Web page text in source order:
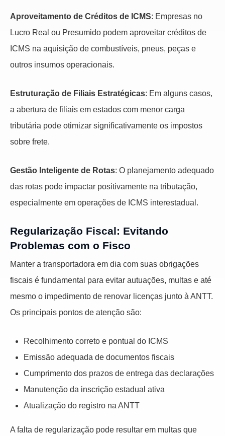
Aproveitamento de Créditos de ICMS: Empresas no
Lucro Real ou Presumido podem aproveitar créditos de
ICMS na aquisição de combustíveis, pneus, peças e
outros insumos operacionais.
Estruturação de Filiais Estratégicas: Em alguns casos,
a abertura de filiais em estados com menor carga
tributária pode otimizar significativamente os impostos
sobre frete.
Gestão Inteligente de Rotas: O planejamento adequado
das rotas pode impactar positivamente na tributação,
especialmente em operações de ICMS interestadual.
Regularização Fiscal: Evitando
Problemas com o Fisco
Manter a transportadora em dia com suas obrigações
fiscais é fundamental para evitar autuações, multas e até
mesmo o impedimento de renovar licenças junto à ANTT.
Os principais pontos de atenção são:
Recolhimento correto e pontual do ICMS
Emissão adequada de documentos fiscais
Cumprimento dos prazos de entrega das declarações
Manutenção da inscrição estadual ativa
Atualização do registro na ANTT
A falta de regularização pode resultar em multas que